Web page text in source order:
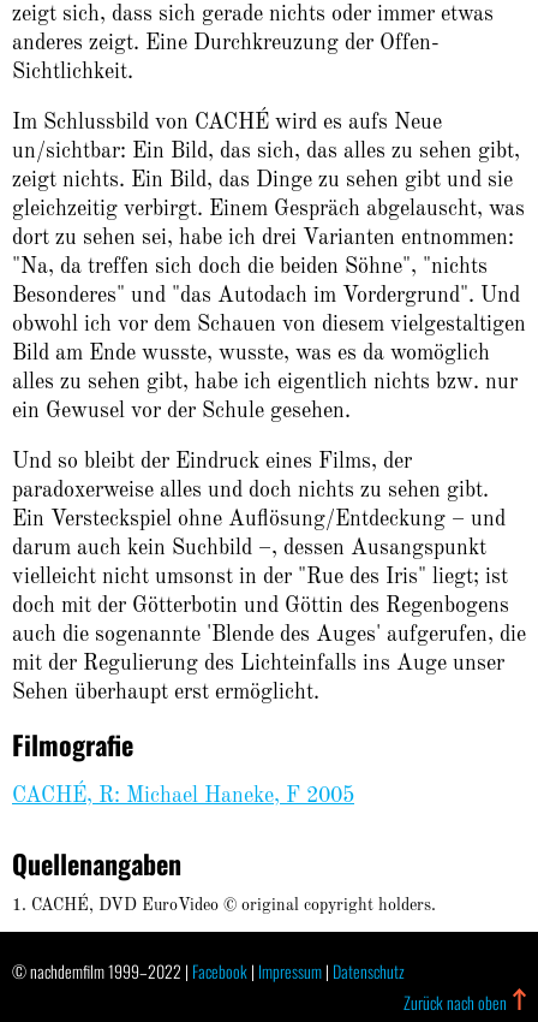
zeigt sich, dass sich gerade nichts oder immer etwas
anderes zeigt. Eine Durchkreuzung der Offen-
Sichtlichkeit.
Im Schlussbild von CACHÉ wird es aufs Neue
un/sichtbar: Ein Bild, das sich, das alles zu sehen gibt,
zeigt nichts. Ein Bild, das Dinge zu sehen gibt und sie
gleichzeitig verbirgt. Einem Gespräch abgelauscht, was
dort zu sehen sei, habe ich drei Varianten entnommen:
"Na, da treffen sich doch die beiden Söhne", "nichts
Besonderes" und "das Autodach im Vordergrund". Und
obwohl ich vor dem Schauen von diesem vielgestaltigen
Bild am Ende wusste, wusste, was es da womöglich
alles zu sehen gibt, habe ich eigentlich nichts bzw. nur
ein Gewusel vor der Schule gesehen.
Und so bleibt der Eindruck eines Films, der
paradoxerweise alles und doch nichts zu sehen gibt.
Ein Versteckspiel ohne Auflösung/Entdeckung – und
darum auch kein Suchbild –, dessen Ausangspunkt
vielleicht nicht umsonst in der "Rue des Iris" liegt; ist
doch mit der Götterbotin und Göttin des Regenbogens
auch die sogenannte 'Blende des Auges' aufgerufen, die
mit der Regulierung des Lichteinfalls ins Auge unser
Sehen überhaupt erst ermöglicht.
Filmografie
CACHÉ, R: Michael Haneke, F 2005
Quellenangaben
CACHÉ, DVD EuroVideo © original copyright holders.
© nachdemfilm 1999–2022 | Facebook| Impressum| Datenschutz
Zurück nach oben